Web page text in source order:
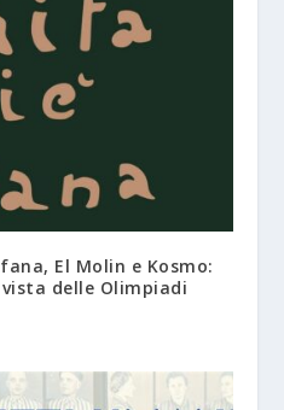
El Molin e Kosmo:
delle Olimpiadi